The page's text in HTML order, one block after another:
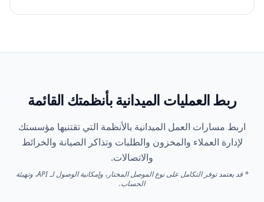
ربط العمليات الميدانية بأنظمتك القائمة
اربط مسارات العمل الميدانية بالأنظمة التي تقتنيها مؤسستك
لإدارة العملاء والمخزون والطلبات وتذاكر الصيانة والخرائط
والاتصالات.
* قد يعتمد توفر التكامل على نوع الموصل المختار، وإمكانية الوصول لـ API، وتهيئة
الحساب.